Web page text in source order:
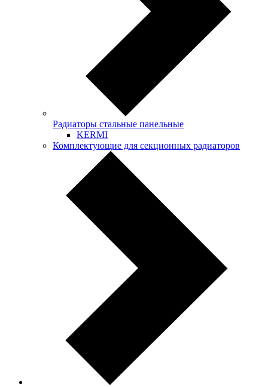
Радиаторы стальные панельные
KERMI
Комплектующие для секционных радиаторов